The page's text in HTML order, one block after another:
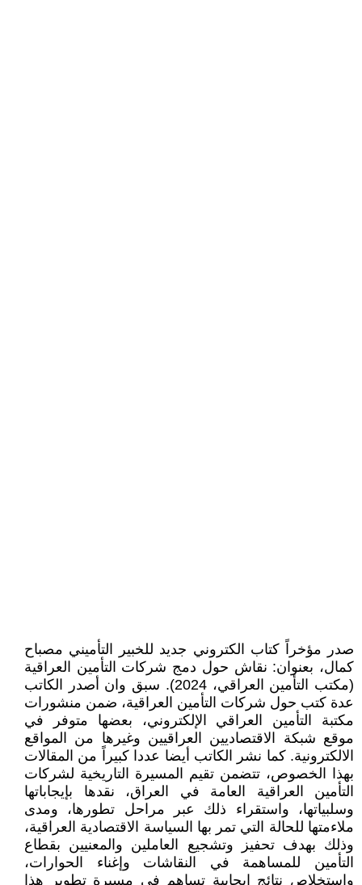
صدر مؤخراً كتاب الكتروني جديد للخبير التأميني مصباح
كمال، بعنوان: نقاش حول دمج شركات التأمين العراقية
(مكتب التأمين العراقي، 2024). سبق وان أصدر الكاتب
عدة كتب حول شركات التأمين العراقية، ضمن منشورات
مكتبة التأمين العراقي الإلكتروني، بعضها متوفر في
موقع شبكة الاقتصاديين العراقيين وغيرها من المواقع
الالكترونية. كما نشر الكاتب أيضا عددا كبيراً من المقالات
بهذا الخصوص، تتضمن تقيم المسيرة التاريخية لشركات
التأمين العراقية العامة في العراق، نقدها بإيجاباتها
وسلبياتها، واستقراء ذلك عبر مراحل تطورها، ومدى
ملاءمتها للحالة التي تمر بها السياسة الاقتصادية العراقية،
وذلك بهدف تحفيز وتشجيع العاملين والمعنيين بقطاع
التأمين للمساهمة في النقاشات وإغناء الحوارات،
وإستخلاص نتائج إيجابية تساهم في مسيرة تطوير هذا